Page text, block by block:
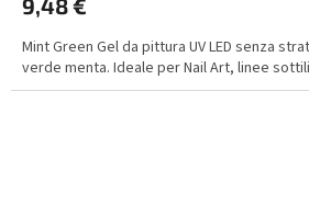
Mint Green Gel da pittura UV LED senza
verde menta. Ideale per Nail Art, linee